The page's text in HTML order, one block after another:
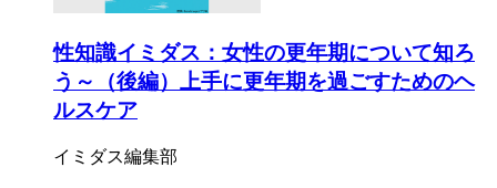
性知識イミダス：女性の更年期について知ろ
う～（後編）上手に更年期を過ごすためのヘ
ルスケア
イミダス編集部